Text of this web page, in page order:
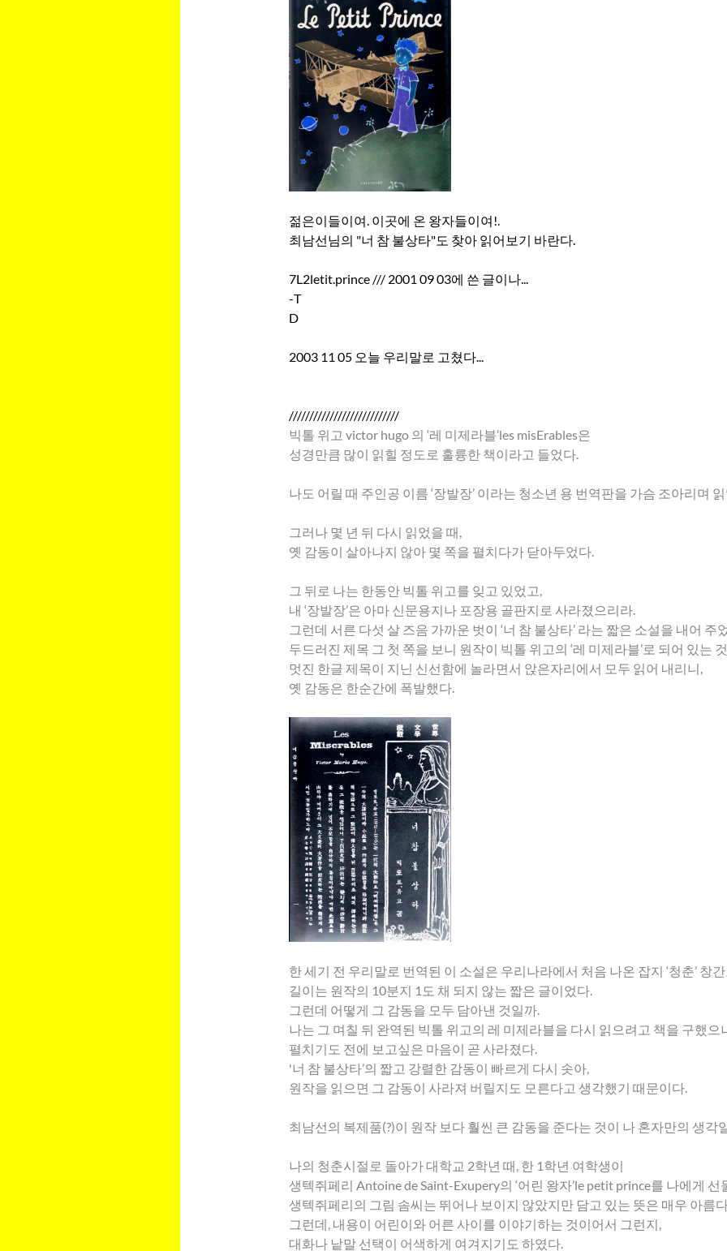
젊은이들이여. 이곳에 온 왕자들이여!.
최남선님의 "너 참 불상타"도 찾아 읽어보기 바란다.
7L2letit.prince /// 2001 09 03에 쓴 글이나...
-T
D
2003 11 05 오늘 우리말로 고쳤다...
///////////////////////////
빅톨 위고 victor hugo 의 ‘레 미제라블’les misErables은
성경만큼 많이 읽힐 정도로 훌륭한 책이라고 들었다.
나도 어릴 때 주인공 이름 ‘장발장’ 이라는 청소년 용 번역판을 가슴 조아리며
그러나 몇 년 뒤 다시 읽었을 때,
옛 감동이 살아나지 않아 몇 쪽을 펼치다가 닫아두었다.
그 뒤로 나는 한동안 빅톨 위고를 잊고 있었고,
내 ‘장발장’은 아마 신문용지나 포장용 골판지로 사라졌으리라.
그런데 서른 다섯 살 즈음 가까운 벗이 ‘너 참 불상타’ 라는 짧은 소설을 내어 주
두드러진 제목 그 첫 쪽을 보니 원작이 빅톨 위고의 ‘레 미제라블’로 되어 있는
멋진 한글 제목이 지닌 신선함에 놀라면서 앉은자리에서 모두 읽어 내리니,
옛 감동은 한순간에 폭발했다.
한 세기 전 우리말로 번역된 이 소설은 우리나라에서 처음 나온 잡지 ‘청춘’ 창
길이는 원작의 10분지 1도 채 되지 않는 짧은 글이었다.
그런데 어떻게 그 감동을 모두 담아낸 것일까.
나는 그 며칠 뒤 완역된 빅톨 위고의 레 미제라블을 다시 읽으려고 책을 구했으
펼치기도 전에 보고싶은 마음이 곧 사라졌다.
'너 참 불상타’의 짧고 강렬한 감동이 빠르게 다시 솟아,
원작을 읽으면 그 감동이 사라져 버릴지도 모른다고 생각했기 때문이다.
최남선의 복제품(?)이 원작 보다 훨씬 큰 감동을 준다는 것이 나 혼자만의 생각
나의 청춘시절로 돌아가 대학교 2학년 때, 한 1학년 여학생이
생텍쥐페리 Antoine de Saint-Exupery의 ‘어린 왕자’le petit prince를 나에게 선
생텍쥐페리의 그림 솜씨는 뛰어나 보이지 않았지만 담고 있는 뜻은 매우 아름
그런데, 내용이 어린이와 어른 사이를 이야기하는 것이어서 그런지,
대화나 낱말 선택이 어색하게 여겨지기도 하였다.